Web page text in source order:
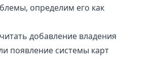
определим его как
добавление владения
появление системы карт